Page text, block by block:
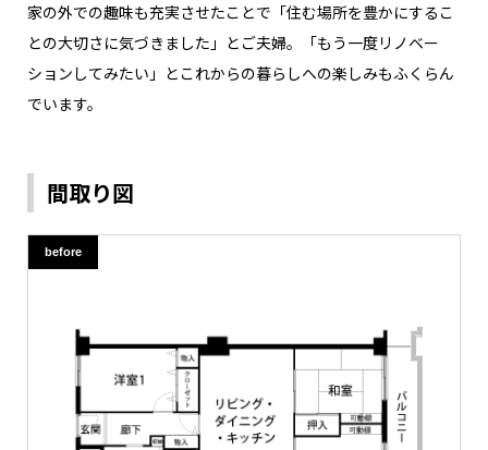
家の外での趣味も充実させたことで「住む場所を豊かにするこ
との大切さに気づきました」とご夫婦。「もう一度リノベー
ションしてみたい」とこれからの暮らしへの楽しみもふくらん
でいます。
間取り図
before